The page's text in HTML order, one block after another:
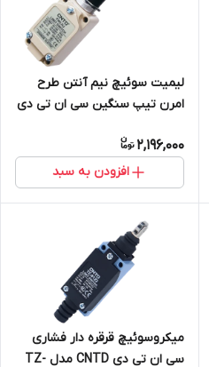
لیمیت سوئیچ نیم آنتن طرح
امرن تیپ سنگین سی ان تی دی
2,196,000
افزودن به سبد
میکروسوئیچ قرقره دار فشاری
سی ان تی دی CNTD مدل TZ-